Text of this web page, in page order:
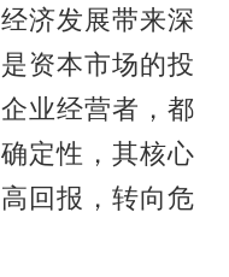
济发展带来深
资本市场的投
业经营者，都
定性，其核心
回报，转向危